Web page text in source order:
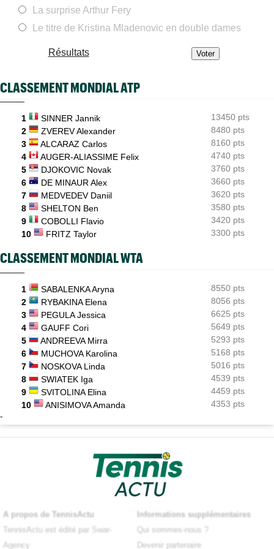
idée...
08/08
ATP - Montréal
ATP - Montréal
Jeunes
08/08
US Open
Lorenzo Musetti passe d'une équipière russe à une Ukrainienne
La surprise Arthur Fery
Le titre de Kristina Mladenovic en double dames
Résultats
CLASSEMENT MONDIAL ATP
1 SINNER Jannik
13450 pts
2
ZVEREV Alexander
8480 pts
3
ALCARAZ Carlos
8160 pts
4
AUGER-ALIASSIME Felix
4740 pts
5
DJOKOVIC Novak
3760 pts
6
DE MINAUR Alex
3660 pts
7
MEDVEDEV Daniil
3620 pts
8
SHELTON Ben
3580 pts
9
COBOLLI Flavio
3420 pts
10
FRITZ Taylor 3300 pts
CLASSEMENT MONDIAL WTA
1 SABALENKA Aryna
8550 pts
2
RYBAKINA Elena
8056 pts
3
PEGULA Jessica
6625 pts
4
GAUFF Cori
5649 pts
5
ANDREEVA Mirra
5293 pts
6
MUCHOVA Karolina
5168 pts
7
NOSKOVA Linda
5016 pts
8
SWIATEK Iga
4539 pts
9
SVITOLINA Elina
4459 pts
10
ANISIMOVA Amanda 4353 pts
-
A propos de TennisActu
TennisActu est édité par Swar-
Agency
Informations supplémentaires
Qui sommes-nous ?
Devenir partenaire